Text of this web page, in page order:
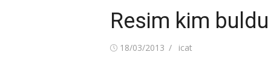
Resim kim buldu
Posted
18/03/2013 Author
icat